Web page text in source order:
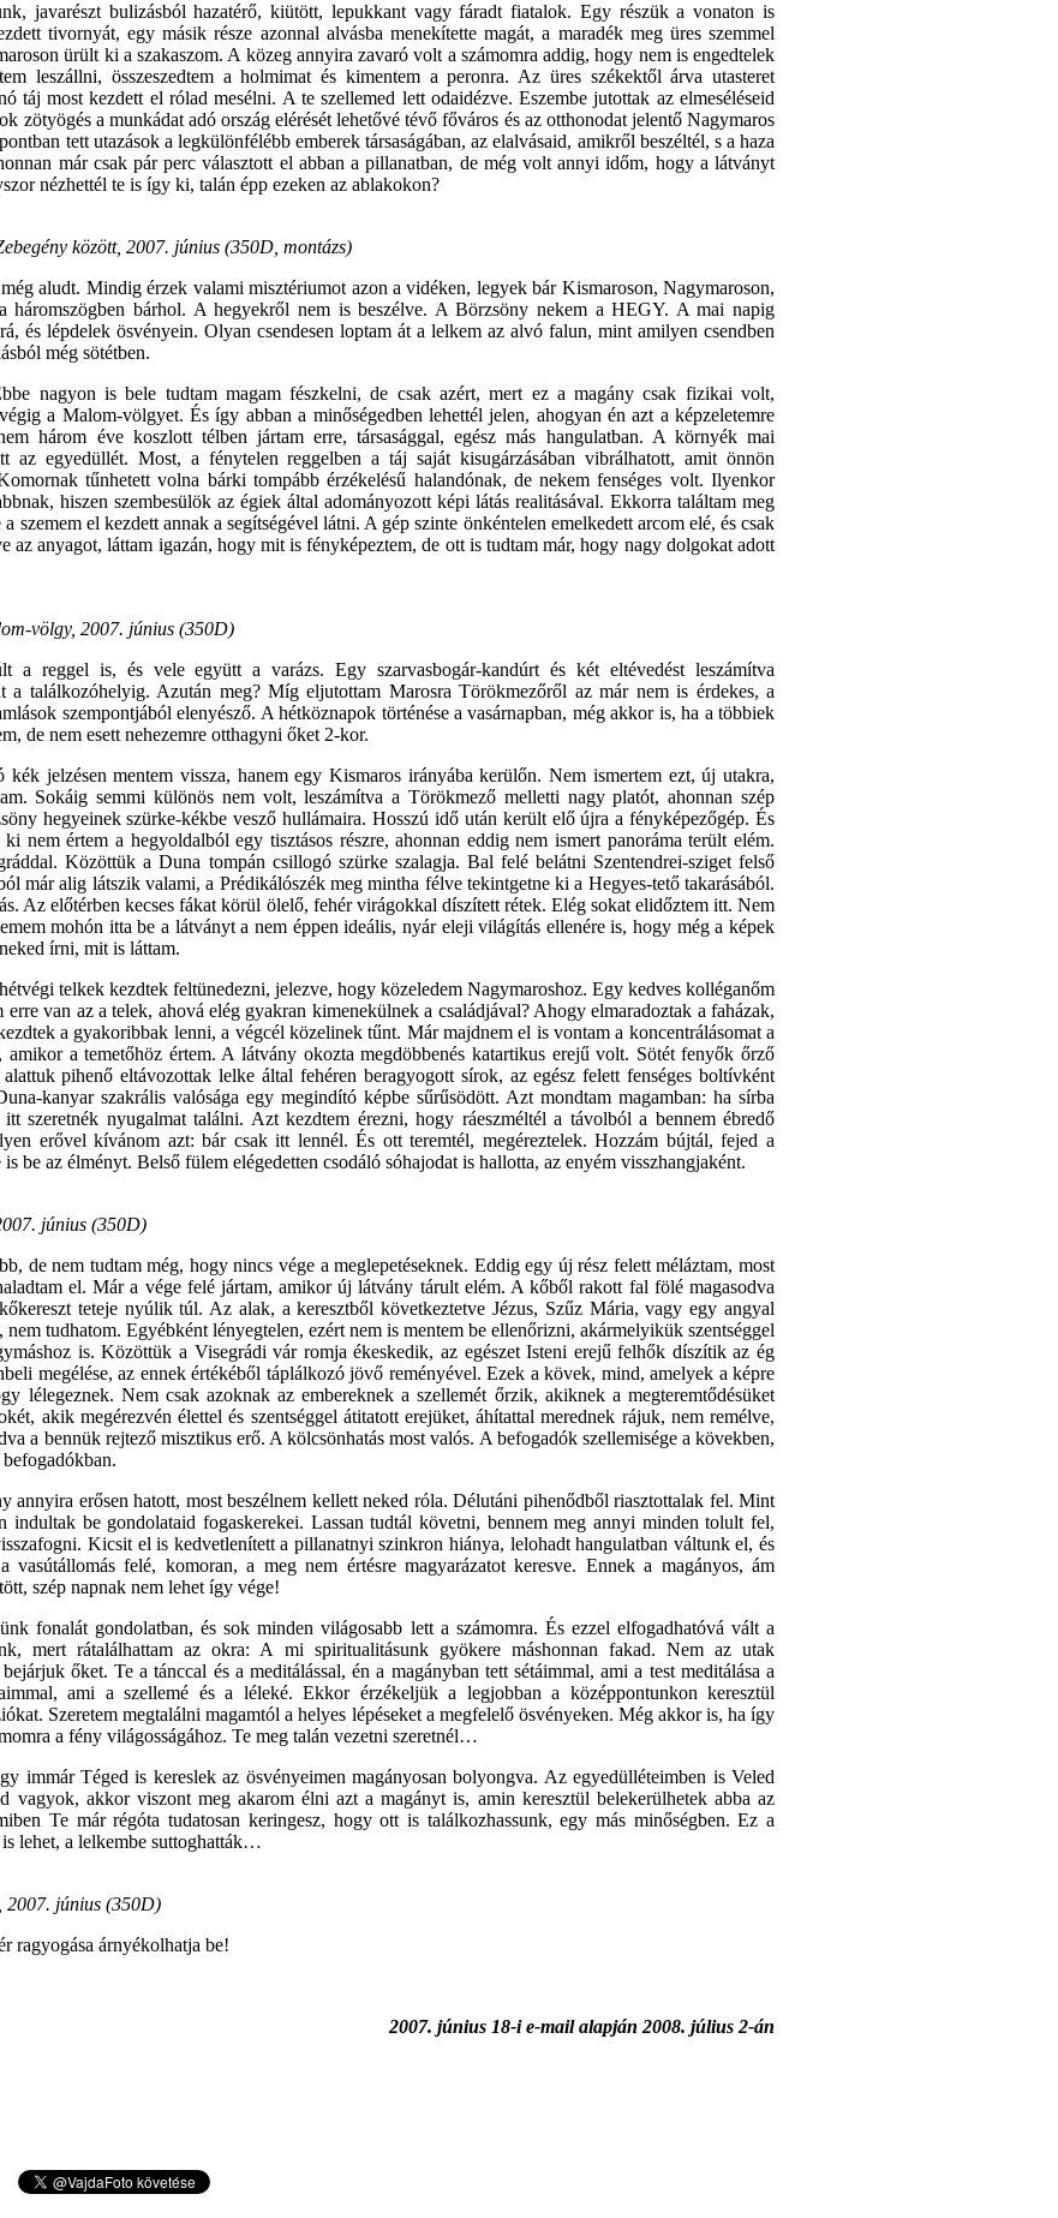
javarészt bulizásból hazatérő, kiütött, lepukkant vagy fáradt fiatalok. Egy részük a vonaton is
tivornyát, egy másik része azonnal alvásba menekítette magát, a maradék meg üres szemmel
ürült ki a szakaszom. A közeg annyira zavaró volt a számomra addig, hogy nem is engedtelek
leszállni, összeszedtem a holmimat és kimentem a peronra. Az üres székektől árva utasteret
táj most kezdett el rólad mesélni. A te szellemed lett odaidézve. Eszembe jutottak az elmeséléseid
zötyögés a munkádat adó ország elérését lehetővé tévő főváros és az otthonodat jelentő Nagymaros
tett utazások a legkülönfélébb emberek társaságában, az elalvásaid, amikről beszéltél, s a haza
már csak pár perc választott el abban a pillanatban, de még volt annyi időm, hogy a látványt
nézhettél te is így ki, talán épp ezeken az ablakokon?
között, 2007. június (350D, montázs)
aludt. Mindig érzek valami misztériumot azon a vidéken, legyek bár Kismaroson, Nagymaroson,
háromszögben bárhol. A hegyekről nem is beszélve. A Börzsöny nekem a HEGY. A mai napig
és lépdelek ösvényein. Olyan csendesen loptam át a lelkem az alvó falun, mint amilyen csendben
még sötétben.
nagyon is bele tudtam magam fészkelni, de csak azért, mert ez a magány csak fizikai volt,
a Malom-völgyet. És így abban a minőségedben lehettél jelen, ahogyan én azt a képzeletemre
három éve koszlott télben jártam erre, társasággal, egész más hangulatban. A környék mai
az egyedüllét. Most, a fénytelen reggelben a táj saját kisugárzásában vibrálhatott, amit önnön
tűnhetett volna bárki tompább érzékelésű halandónak, de nekem fenséges volt. Ilyenkor
hiszen szembesülök az égiek által adományozott képi látás realitásával. Ekkorra találtam meg
szemem el kezdett annak a segítségével látni. A gép szinte önkéntelen emelkedett arcom elé, és csak
az anyagot, láttam igazán, hogy mit is fényképeztem, de ott is tudtam már, hogy nagy dolgokat adott
völgy, 2007. június (350D)
a reggel is, és vele együtt a varázs. Egy szarvasbogár-kandúrt és két eltévedést leszámítva
a találkozóhelyig. Azután meg? Míg eljutottam Marosra Törökmezőről az már nem is érdekes, a
szempontjából elenyésző. A hétköznapok történése a vasárnapban, még akkor is, ha a többiek
de nem esett nehezemre otthagyni őket 2-kor.
kék jelzésen mentem vissza, hanem egy Kismaros irányába kerülőn. Nem ismertem ezt, új utakra,
Sokáig semmi különös nem volt, leszámítva a Törökmező melletti nagy platót, ahonnan szép
hegyeinek szürke-kékbe vesző hullámaira. Hosszú idő után került elő újra a fényképezőgép. És
nem értem a hegyoldalból egy tisztásos részre, ahonnan eddig nem ismert panoráma terült elém.
Közöttük a Duna tompán csillogó szürke szalagja. Bal felé belátni Szentendrei-sziget felső
már alig látszik valami, a Prédikálószék meg mintha félve tekintgetne ki a Hegyes-tető takarásából.
Az előtérben kecses fákat körül ölelő, fehér virágokkal díszített rétek. Elég sokat elidőztem itt. Nem
mohón itta be a látványt a nem éppen ideális, nyár eleji világítás ellenére is, hogy még a képek
írni, mit is láttam.
telkek kezdtek feltünedezni, jelezve, hogy közeledem Nagymaroshoz. Egy kedves kolléganőm
erre van az a telek, ahová elég gyakran kimenekülnek a családjával? Ahogy elmaradoztak a faházak,
a gyakoribbak lenni, a végcél közelinek tűnt. Már majdnem el is vontam a koncentrálásomat a
amikor a temetőhöz értem. A látvány okozta megdöbbenés katartikus erejű volt. Sötét fenyők őrző
pihenő eltávozottak lelke által fehéren beragyogott sírok, az egész felett fenséges boltívként
kanyar szakrális valósága egy megindító képbe sűrűsödött. Azt mondtam magamban: ha sírba
itt szeretnék nyugalmat találni. Azt kezdtem érezni, hogy ráeszméltél a távolból a bennem ébredő
erővel kívánom azt: bár csak itt lennél. És ott teremtél, megéreztelek. Hozzám bújtál, fejed a
be az élményt. Belső fülem elégedetten csodáló sóhajodat is hallotta, az enyém visszhangjaként.
június (350D)
de nem tudtam még, hogy nincs vége a meglepetéseknek. Eddig egy új rész felett méláztam, most
el. Már a vége felé jártam, amikor új látvány tárult elém. A kőből rakott fal fölé magasodva
teteje nyúlik túl. Az alak, a keresztből következtetve Jézus, Szűz Mária, vagy egy angyal
tudhatom. Egyébként lényegtelen, ezért nem is mentem be ellenőrizni, akármelyikük szentséggel
is. Közöttük a Visegrádi vár romja ékeskedik, az egészet Isteni erejű felhők díszítik az ég
megélése, az ennek értékéből táplálkozó jövő reményével. Ezek a kövek, mind, amelyek a képre
lélegeznek. Nem csak azoknak az embereknek a szellemét őrzik, akiknek a megteremtődésüket
akik megérezvén élettel és szentséggel átitatott erejüket, áhítattal merednek rájuk, nem remélve,
a bennük rejtező misztikus erő. A kölcsönhatás most valós. A befogadók szellemisége a kövekben,
annyira erősen hatott, most beszélnem kellett neked róla. Délutáni pihenődből riasztottalak fel. Mint
indultak be gondolataid fogaskerekei. Lassan tudtál követni, bennem meg annyi minden tolult fel,
Kicsit el is kedvetlenített a pillanatnyi szinkron hiánya, lelohadt hangulatban váltunk el, és
vasútállomás felé, komoran, a meg nem értésre magyarázatot keresve. Ennek a magányos, ám
szép napnak nem lehet így vége!
fonalát gondolatban, és sok minden világosabb lett a számomra. És ezzel elfogadhatóvá vált a
mert rátalálhattam az okra: A mi spiritualitásunk gyökere máshonnan fakad. Nem az utak
őket. Te a tánccal és a meditálással, én a magányban tett sétáimmal, ami a test meditálása a
ami a szellemé és a léleké. Ekkor érzékeljük a legjobban a középpontunkon keresztül
Szeretem megtalálni magamtól a helyes lépéseket a megfelelő ösvényeken. Még akkor is, ha így
a fény világosságához. Te meg talán vezetni szeretnél…
immár Téged is kereslek az ösvényeimen magányosan bolyongva. Az egyedülléteimben is Veled
vagyok, akkor viszont meg akarom élni azt a magányt is, amin keresztül belekerülhetek abba az
Te már régóta tudatosan keringesz, hogy ott is találkozhassunk, egy más minőségben. Ez a
lehet, a lelkembe suttoghatták…
2007. június (350D)
ragyogása árnyékolhatja be!
2007. június 18-i e-mail alapján 2008. július 2-án